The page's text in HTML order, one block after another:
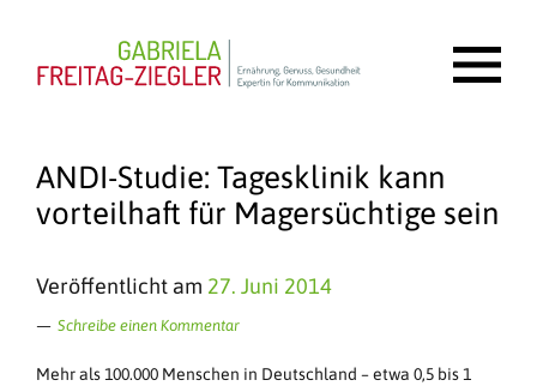
ANDI-Studie: Tagesklinik kann
vorteilhaft für Magersüchtige sein
Veröffentlicht am 27. Juni 2014
Schreibe einen Kommentar
Mehr als 100.000 Menschen in Deutschland – etwa 0,5 bis 1